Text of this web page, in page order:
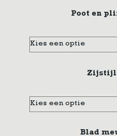
Poot en
Blad